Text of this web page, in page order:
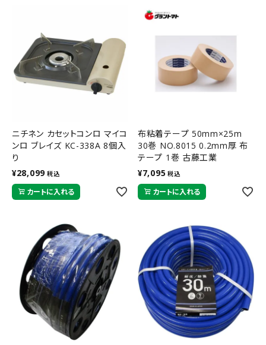
ニチネン カセットコンロ マイコ
ンロ ブレイズ KC-338A 8個入
り
¥28,099 税込
カートに入れる
布粘着テープ 50mm×25m
30巻 NO.8015 0.2mm厚 布
テープ 1巻 古藤工業
¥7,095 税込
カートに入れる